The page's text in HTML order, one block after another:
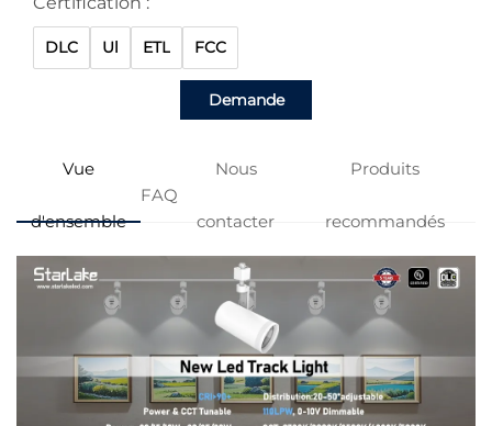
DLC Ul ETL FCC
Demande
Vue
d'ensemble
FAQ
Nous
contacter
Produits
recommandés